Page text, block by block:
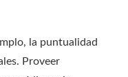
la puntualidad
Proveer